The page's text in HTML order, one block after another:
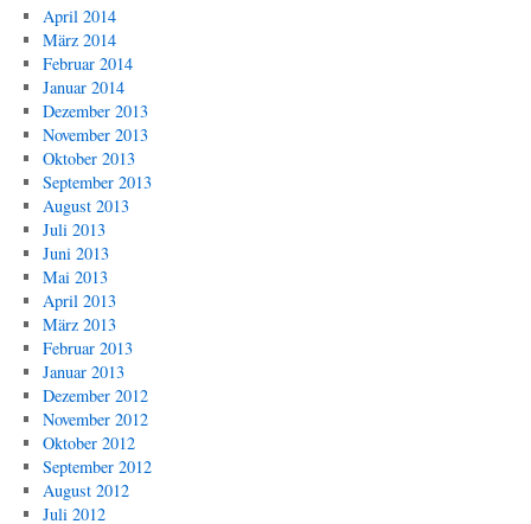
April 2014
März 2014
Februar 2014
Januar 2014
Dezember 2013
November 2013
Oktober 2013
September 2013
August 2013
Juli 2013
Juni 2013
Mai 2013
April 2013
März 2013
Februar 2013
Januar 2013
Dezember 2012
November 2012
Oktober 2012
September 2012
August 2012
Juli 2012